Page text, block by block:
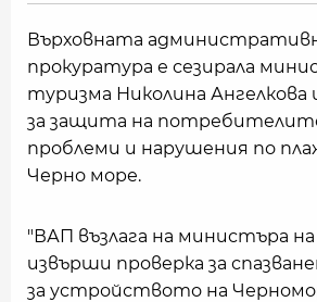
Върховната
прокуратура е сезирала
туризма Николина
за защита на потребителите
проблеми и нарушения по
Черно море.
"ВАП възлага на министъра
извърши проверка за
за устройството на